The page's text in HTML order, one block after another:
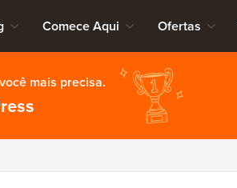
Comece Aqui Ofertas
mais precisa.